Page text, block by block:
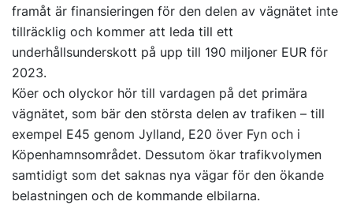
framåt är finansieringen för den delen av vägnätet inte
tillräcklig och kommer att leda till ett
underhållsunderskott på upp till 190 miljoner EUR för
2023.
Köer och olyckor hör till vardagen på det primära
vägnätet, som bär den största delen av trafiken – till
exempel E45 genom Jylland, E20 över Fyn och i
Köpenhamnsområdet. Dessutom ökar trafikvolymen
samtidigt som det saknas nya vägar för den ökande
belastningen och de kommande elbilarna.